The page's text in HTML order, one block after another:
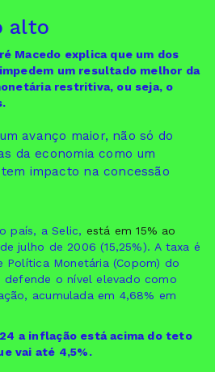
alto
Macedo explica que um dos
um resultado melhor da
restritiva, ou seja, o
avanço maior, não só do
da economia como um
impacto na concessão
país, a Selic, está em 15% ao
julho de 2006 (15,25%). A taxa é
Política Monetária (Copom) do
defende o nível elevado como
acumulada em 4,68% em
a inflação está acima do teto
vai até 4,5%.